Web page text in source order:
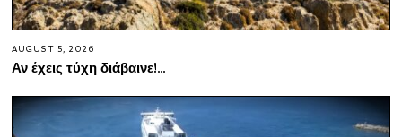
AUGUST 5, 2026
Αν έχεις τύχη διάβαινε!…